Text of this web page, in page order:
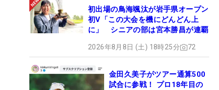
初出場の鳥海颯汰が岩手県オープン
初V「この大会を機にどんどん上
に」 シニアの部は宮本勝昌が連覇
2026年8月8日 (土) 18時25分 72
金田久美子がツアー通算500
試合に参戦！ プロ18年目の